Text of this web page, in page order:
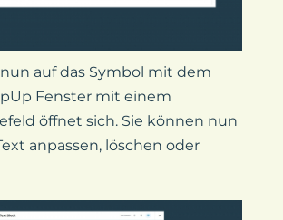
auf das Symbol mit dem
Fenster mit einem
öffnet sich. Sie können nun
anpassen, löschen oder